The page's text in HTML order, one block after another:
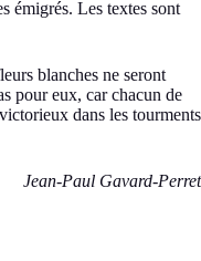
émigrés. Les textes sont
blanches ne seront
pour eux, car chacun de
dans les tourments
Jean-Paul Gavard-Perret